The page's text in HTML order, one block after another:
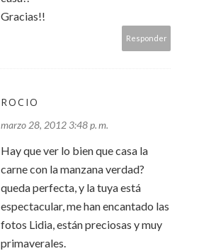
Gracias!!
Responder
ROCIO
marzo 28, 2012 3:48 p. m.
Hay que ver lo bien que casa la
carne con la manzana verdad?
queda perfecta, y la tuya está
espectacular, me han encantado las
fotos Lidia, están preciosas y muy
primaverales.